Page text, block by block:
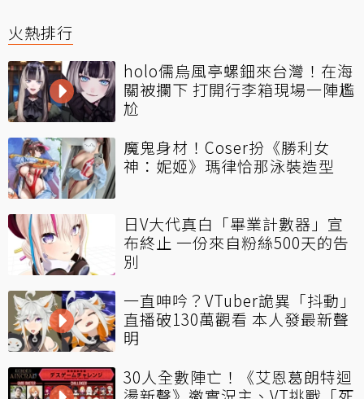
火熱排行
holo儒烏風亭螺鈿來台灣！在海
關被攔下 打開行李箱現場一陣尷
尬
魔鬼身材！Coser扮《勝利女
神：妮姬》瑪律恰那泳裝造型
日V大代真白「畢業計數器」宣
布終止 一份來自粉絲500天的告
別
一直呻吟？VTuber詭異「抖動」
直播破130萬觀看 本人發最新聲
明
30人全數陣亡！《艾恩葛朗特迴